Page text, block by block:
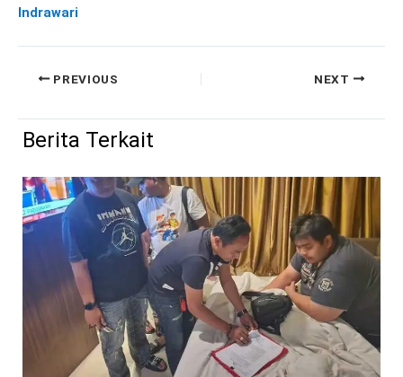
Indrawari
PREVIOUS NEXT
Berita Terkait